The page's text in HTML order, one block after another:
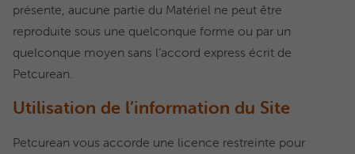
présente, aucune partie du Matériel ne peut être
reproduite sous une quelconque forme ou par un
quelconque moyen sans l’accord express écrit de
Petcurean.
Utilisation de l’information du Site
Petcurean vous accorde une licence restreinte pour